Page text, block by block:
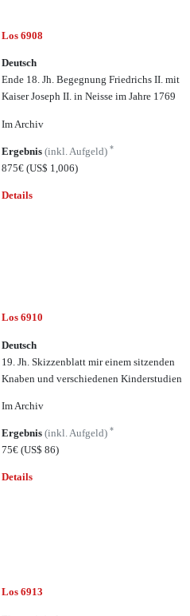
Los 6908
Deutsch
Ende 18. Jh. Begegnung Friedrichs II. mit
Kaiser Joseph II. in Neisse im Jahre 1769
Im Archiv
Ergebnis(inkl. Aufgeld)*
875€(US$ 1,006)
Details
Los 6910
Deutsch
19. Jh. Skizzenblatt mir einem sitzenden
Knaben und verschiedenen Kinderstudien
Im Archiv
Ergebnis(inkl. Aufgeld)*
75€(US$ 86)
Details
Los 6913